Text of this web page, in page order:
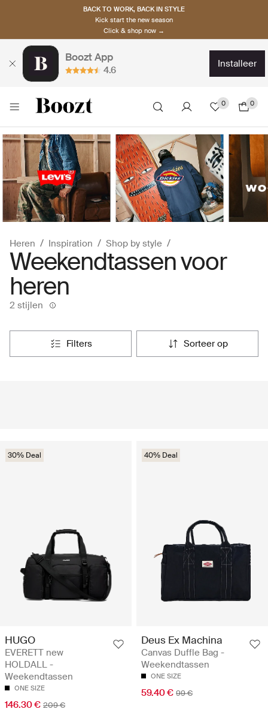
BACK TO WORK, BACK IN STYLE
Kick start the new season
Click & shop now →
Boozt App
4.6
installeer
0 0
Heren Inspiration Shop by style
Weekendtassen voor
heren
2 stijlen
filters sorteer op
30% Deal
HUGO
EVERETT new
HOLDALL -
Weekendtassen
ONE SIZE
146.30 € 209 €
40% Deal
Deus Ex Machina
Canvas Duffle Bag -
Weekendtassen
ONE SIZE
59.40 € 99 €